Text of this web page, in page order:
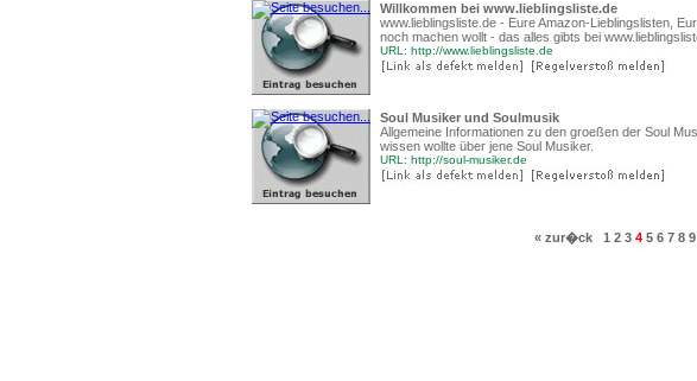
Willkommen bei www.lieblingsliste.de
www.lieblingsliste.de - Eure Amazon-Lieblingslisten,
noch machen wollt - das alles gibts bei
URL: http://www.lieblingsliste.de
Soul Musiker und Soulmusik
Allgemeine Informationen zu den groeßen der Soul
wissen wollte über jene Soul Musiker.
URL: http://soul-musiker.de
« zur�ck 1 2 3 4 5 6 7 8 9